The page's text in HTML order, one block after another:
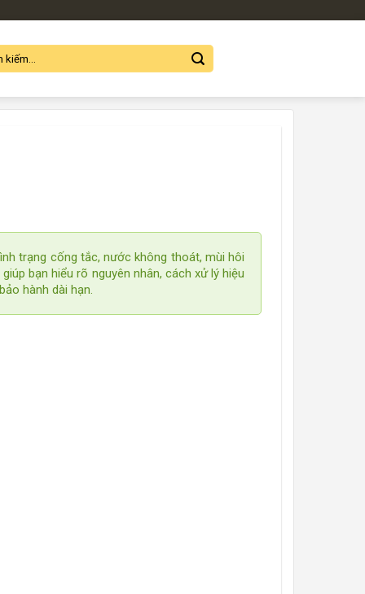
trạng cống tắc, nước không thoát, mùi hôi
bạn hiểu rõ nguyên nhân, cách xử lý hiệu
hành dài hạn.